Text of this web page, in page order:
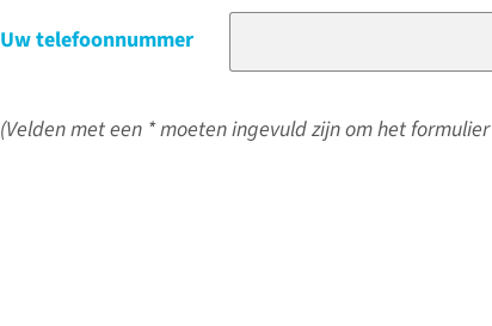
Uw telefoonnummer
(Velden met een * moeten ingevuld zijn om het